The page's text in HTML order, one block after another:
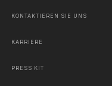
KONTAKTIEREN SIE UNS
KARRIERE
PRESS KIT